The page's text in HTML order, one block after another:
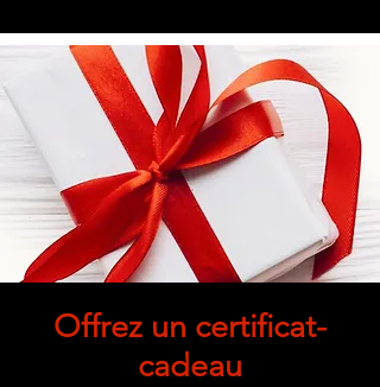
Offrez un certificat-
cadeau